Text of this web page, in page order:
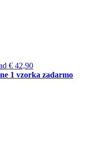
€ 42,90
1 vzorka zadarmo